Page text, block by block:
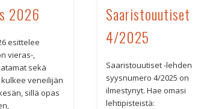
2026
esittelee
vieras-,
sekä
veneilijän
sillä opas
Saaristouutiset
4/2025
Saaristouutiset -lehden
syysnumero 4/2025 on
ilmestynyt. Hae omasi
lehtipisteistä: